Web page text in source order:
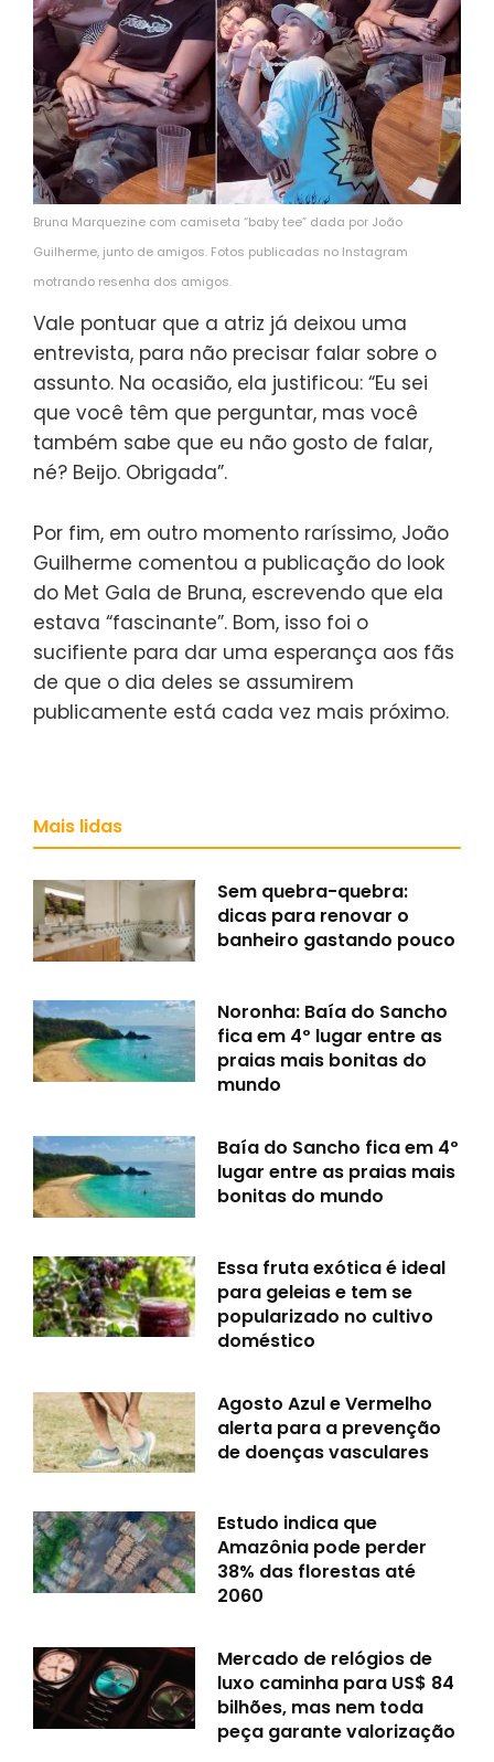
Bruna Marquezine com camiseta “baby tee” dada por João
Guilherme, junto de amigos. Fotos publicadas no Instagram
motrando resenha dos amigos.
Vale pontuar que a atriz já deixou uma
entrevista, para não precisar falar sobre o
assunto. Na ocasião, ela justificou: “Eu sei
que você têm que perguntar, mas você
também sabe que eu não gosto de falar,
né? Beijo. Obrigada”.
Por fim, em outro momento raríssimo, João
Guilherme comentou a publicação do look
do Met Gala de Bruna, escrevendo que ela
estava “fascinante”. Bom, isso foi o
sucifiente para dar uma esperança aos fãs
de que o dia deles se assumirem
publicamente está cada vez mais próximo.
Mais lidas
Sem quebra-quebra:
dicas para renovar o
banheiro gastando pouco
Noronha: Baía do Sancho
fica em 4º lugar entre as
praias mais bonitas do
mundo
Baía do Sancho fica em 4º
lugar entre as praias mais
bonitas do mundo
Essa fruta exótica é ideal
para geleias e tem se
popularizado no cultivo
doméstico
Agosto Azul e Vermelho
alerta para a prevenção
de doenças vasculares
Estudo indica que
Amazônia pode perder
38% das florestas até
2060
Mercado de relógios de
luxo caminha para US$ 84
bilhões, mas nem toda
peça garante valorização